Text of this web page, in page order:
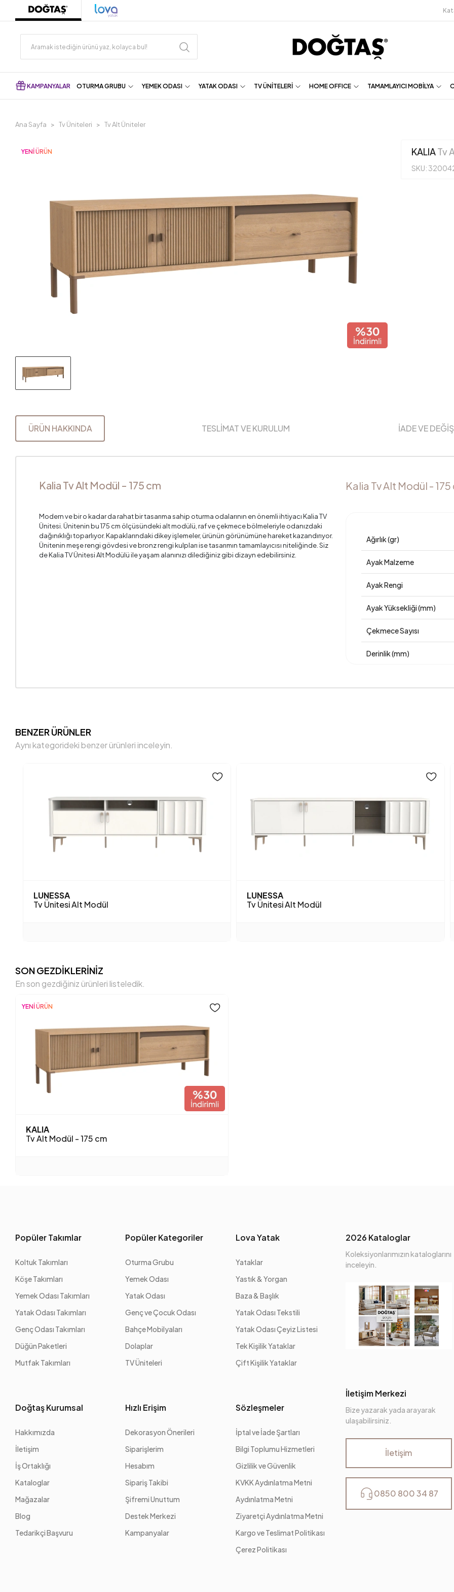
KAMPANYALAR OTURMA GRUBU YEMEK ODASI YATAK ODASI TV ÜNİTELERİ HOME OFFICE TAMAMLAYICI MOBİLYA
Ana Sayfa Tv Üniteleri Tv Alt Üniteler
YENİ ÜRÜN KALIA Tv
SKU:
ÜRÜN HAKKINDA TESLİMAT VE KURULUM İADE VE
Kalia Tv Alt Modül - 175 cm
Modern ve bir o kadar da rahat bir tasarıma sahip oturma odalarının en önemli ihtiyacı Kalia TV
Ünitesi. Ünitenin bu 175 cm ölçüsündeki alt modülü, raf ve çekmece bölmeleriyle odanızdaki
dağınıklığı toparlıyor. Kapaklarındaki dikey işlemeler, ürünün görünümüne hareket kazandırıyor.
Ünitenin meşe rengi gövdesi ve bronz rengi kulpları ise tasarımın tamamlayıcısı niteliğinde. Siz
de Kalia TV Ünitesi Alt Modülü ile yaşam alanınızı dilediğiniz gibi dizayn edebilirsiniz.
Kalia Tv Alt Modül -
Ağırlık (gr)
Ayak Malzeme
Ayak Rengi
Ayak Yüksekliği (mm)
Çekmece Sayısı
Derinlik (mm)
Üst Tabla Kalınlığı (mm)
BENZER ÜRÜNLER
Aynı kategorideki benzer ürünleri inceleyin.
LUNESSA
Tv Ünitesi Alt Modül
LUNESSA
Tv Ünitesi Alt Modül
SON GEZDİKLERİNİZ
En son gezdiğiniz ürünleri listeledik.
YENİ ÜRÜN
KALIA
Tv Alt Modül - 175 cm
Popüler Takımlar
Koltuk Takımları
Köşe Takımları
Yemek Odası Takımları
Yatak Odası Takımları
Genç Odası Takımları
Düğün Paketleri
Mutfak Takımları
Popüler Kategoriler
Oturma Grubu
Yemek Odası
Yatak Odası
Genç ve Çocuk Odası
Bahçe Mobilyaları
Dolaplar
TV Üniteleri
Lova Yatak
Yataklar
Yastık & Yorgan
Baza & Başlık
Yatak Odası Tekstili
Yatak Odası Çeyiz Listesi
Tek Kişilik Yataklar
Çift Kişilik Yataklar
Doğtaş Kurumsal
Hakkımızda
İletişim
İş Ortaklığı
Kataloglar
Mağazalar
Blog
Tedarikçi Başvuru
Hızlı Erişim
Dekorasyon Önerileri
Siparişlerim
Hesabım
Sipariş Takibi
Şifremi Unuttum
Destek Merkezi
Kampanyalar
Sözleşmeler
İptal ve İade Şartları
Bilgi Toplumu Hizmetleri
Gizlilik ve Güvenlik
KVKK Aydınlatma Metni
Aydınlatma Metni
Ziyaretçi Aydınlatma Metni
Kargo ve Teslimat Politikası
Çerez Politikası
2026 Kataloglar
Koleksiyonlarımızın kataloglarını
inceleyin.
İletişim Merkezi
Bize yazarak yada arayarak
ulaşabilirsiniz.
İletişim
0850 800 34 87